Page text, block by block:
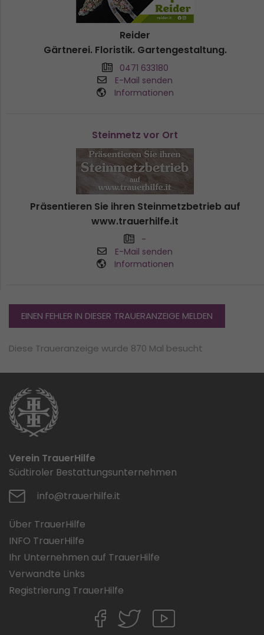
Reider
Gärtnerei. Floristik. Gartengestaltung.
0471 633180
E-Mail senden
Informationen
Steinmetz vor Ort
Präsentieren Sie ihren Steinmetzbetrieb auf
www.trauerhilfe.it
-
E-Mail senden
Informationen
EINEN FEHLER IN DIESER TRAUERANZEIGE MELDEN
Diese Traueranzeige wurde 870 Mal besucht
Verein TrauerHilfe
Südtiroler Bestattungsunternehmen
info@trauerhilfe.it
Über TrauerHilfe
INFO TrauerHilfe
Ihr Unternehmen auf TrauerHilfe
Verwandte Links
Registrierung TrauerHilfe